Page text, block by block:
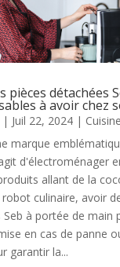
pièces détachées
à avoir chez
| Juil 22, 2024| Cuisine
marque
d'électroménager
allant de la
culinaire, avoir
Seb à portée de main
en cas de panne
garantir la...